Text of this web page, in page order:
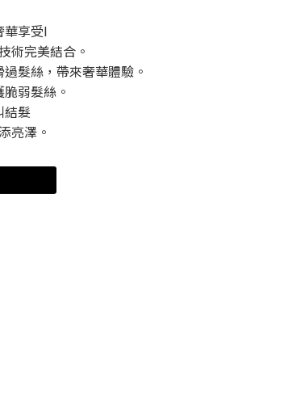
華享受I
術完美結合。
髮絲，帶來奢華體驗。
弱髮絲。
結髮
亮澤。